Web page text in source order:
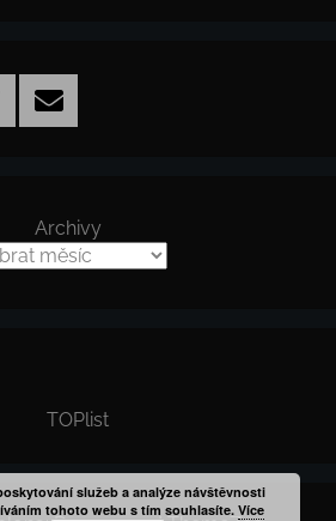
Email
Archivy
služeb a analýze návštěvnosti
tohoto webu s tím souhlasíte.Více